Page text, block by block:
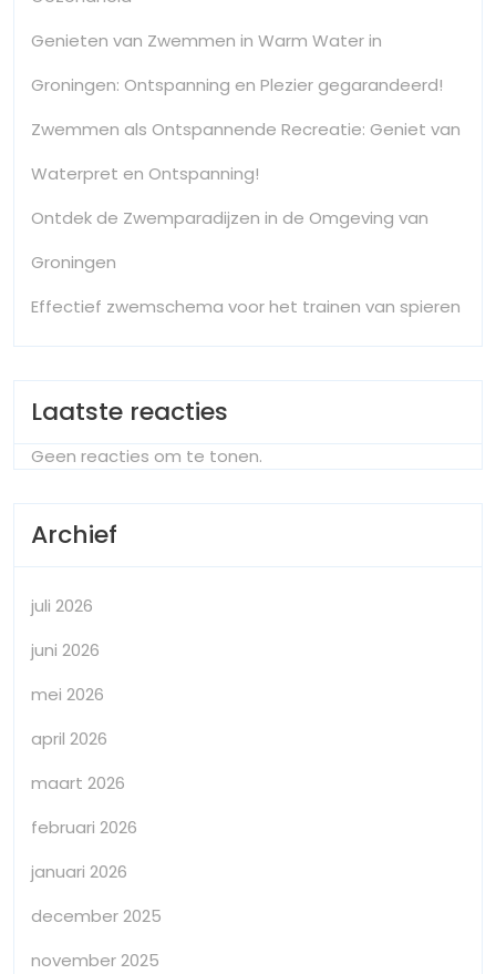
Genieten van Zwemmen in Warm Water in
Groningen: Ontspanning en Plezier gegarandeerd!
Zwemmen als Ontspannende Recreatie: Geniet van
Waterpret en Ontspanning!
Ontdek de Zwemparadijzen in de Omgeving van
Groningen
Effectief zwemschema voor het trainen van spieren
Laatste reacties
Geen reacties om te tonen.
Archief
juli 2026
juni 2026
mei 2026
april 2026
maart 2026
februari 2026
januari 2026
december 2025
november 2025